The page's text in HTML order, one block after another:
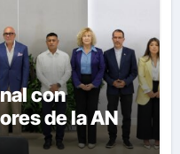
con
de la AN